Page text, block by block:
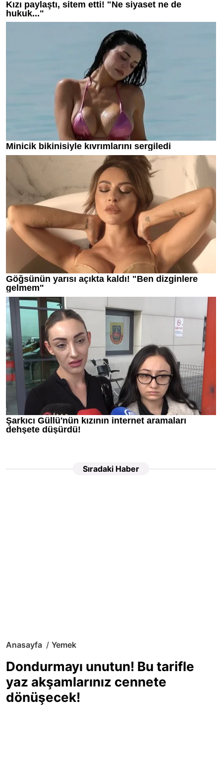
Sıradaki Haber
Anasayfa Yemek
Dondurmayı unutun! Bu tarifle
yaz akşamlarınız cennete
dönüşecek!